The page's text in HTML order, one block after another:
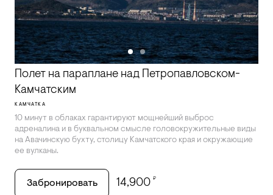
Полет на параплане над Петропавловском-
Камчатским
КАМЧАТКА
10 минут в облаках гарантируют мощнейший выброс
адреналина и в буквальном смысле головокружительные виды
на Авачинскую бухту, столицу Камчатского края и окружающие
ее вулканы.
Забронировать 14,900 ₽